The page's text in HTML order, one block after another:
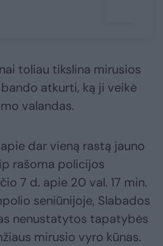
toliau tikslina mirusios
atkurti, ką ji veikė
valandas.
dar vieną rastą jauno
rašoma policijos
7 d. apie 20 val. 17 min.
seniūnijoje, Slabados
nenustatytos tapatybės
mirusio vyro kūnas.